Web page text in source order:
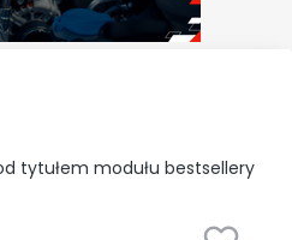
tytułem modułu bestsellery